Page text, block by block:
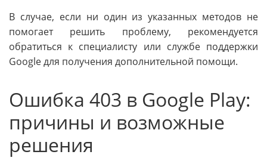
В случае, если ни один из указанных методов не
помогает решить проблему, рекомендуется
обратиться к специалисту или службе поддержки
Google для получения дополнительной помощи.
Ошибка 403 в Google Play:
причины и возможные
решения